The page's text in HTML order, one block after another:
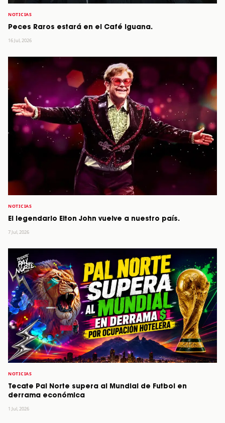
NOTICIAS
Peces Raros estará en el Café Iguana.
16 Jul, 2026
NOTICIAS
El legendario Elton John vuelve a nuestro país.
7 Jul, 2026
NOTICIAS
Tecate Pal Norte supera al Mundial de Futbol en
derrama económica
1 Jul, 2026